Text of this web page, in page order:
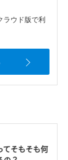
ウド版で利
てそもそも何